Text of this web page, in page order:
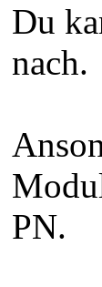
Du
nach.
PN.